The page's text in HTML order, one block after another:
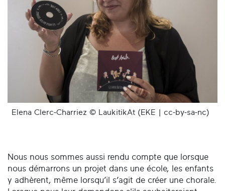
Elena Clerc-Charriez © LaukitikAt (EKE | cc-by-sa-nc)
Nous nous sommes aussi rendu compte que lorsque
nous démarrons un projet dans une école, les enfants
y adhèrent, même lorsqu’il s’agit de créer une chorale.